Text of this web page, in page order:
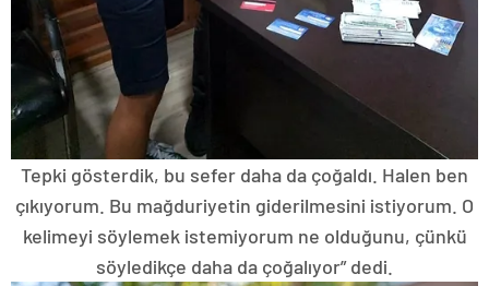
Tepki gösterdik, bu sefer daha da çoğaldı. Halen ben
çıkıyorum. Bu mağduriyetin giderilmesini istiyorum. O
kelimeyi söylemek istemiyorum ne olduğunu, çünkü
söyledikçe daha da çoğalıyor” dedi.